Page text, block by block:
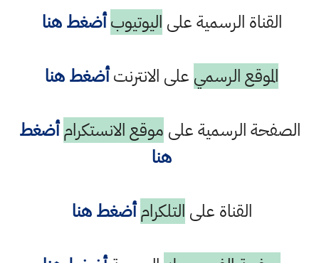
القناة الرسمية على اليوتيوب أضغط هنا
الموقع الرسمي على الانترنتأضغط هنا
الصفحة الرسمية على موقع الانستكرام أضغط
هنا
القناة على التلكرام أضغط هنا